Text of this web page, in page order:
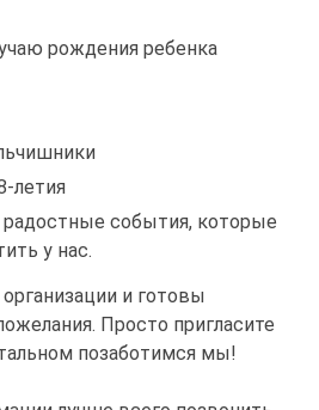
рождения ребенка
летия
события, которые
у нас.
и готовы
Просто пригласите
позаботимся мы!